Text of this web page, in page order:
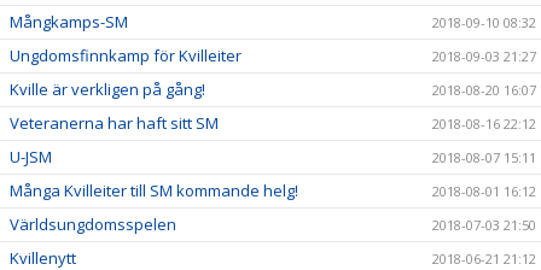
Mångkamps-SM 2018-09-10 08:32
Ungdomsfinnkamp för Kvilleiter 2018-09-03 21:27
Kville är verkligen på gång! 2018-08-20 16:07
Veteranerna har haft sitt SM 2018-08-16 22:12
U-JSM 2018-08-07 15:11
Många Kvilleiter till SM kommande helg! 2018-08-01 16:12
Världsungdomsspelen 2018-07-03 21:50
Kvillenytt 2018-06-21 21:12